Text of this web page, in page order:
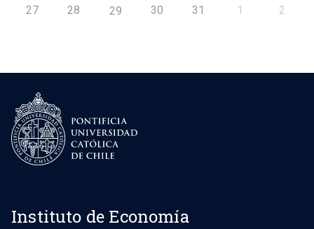
27 28 29 30 31 1 2
Instituto de Economía